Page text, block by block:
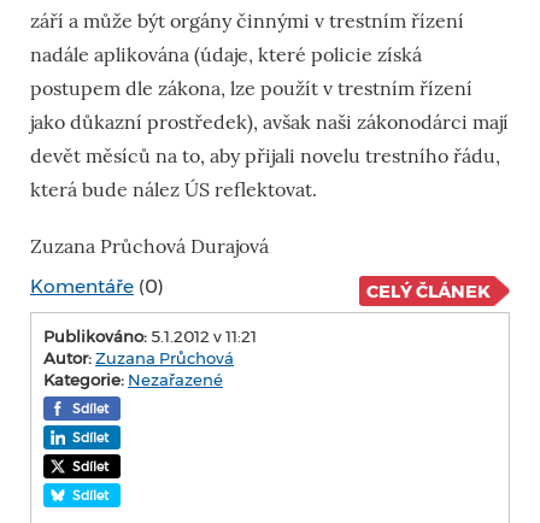
září a může být orgány činnými v trestním řízení
nadále aplikována (údaje, které policie získá
postupem dle zákona, lze použít v trestním řízení
jako důkazní prostředek), avšak naši zákonodárci mají
devět měsíců na to, aby přijali novelu trestního řádu,
která bude nález ÚS reflektovat.
Zuzana Průchová Durajová
Komentáře (0) CELÝ ČLÁNEK
Publikováno: 5.1.2012 v 11:21
Autor:Zuzana Průchová
Kategorie: Nezařazené
Sdílet
Sdílet
Sdílet
Sdílet